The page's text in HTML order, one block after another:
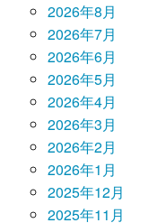
2026年8月
2026年7月
2026年6月
2026年5月
2026年4月
2026年3月
2026年2月
2026年1月
2025年12月
2025年11月